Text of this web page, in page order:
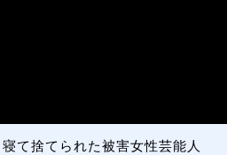
寝て捨てられた被害女性芸能人